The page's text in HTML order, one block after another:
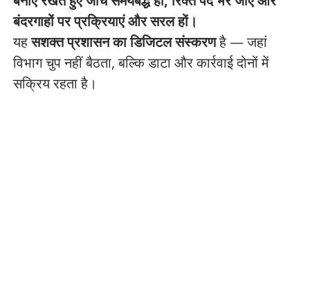
बंदरगाहों पर प्रक्रियाएं और सरल हों।
यहसशक्त प्रशासन का डिजिटल संस्करणहै — जहां
विभाग चुप नहीं बैठता, बल्कि डाटा और कार्रवाई दोनों में
सक्रिय रहता है।